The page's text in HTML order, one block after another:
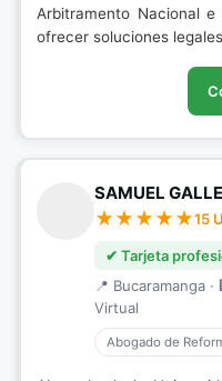
Arbitramento Nacional
ofrecer soluciones
SAMUEL
15
✔ Tarjeta
📍 Bucaramanga ·
Virtual
Abogado de